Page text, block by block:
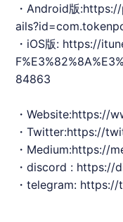
・Android版:​
・iOS版: https://
84863
・Website:h​ttps://
・Twitter:​https://
・Medium:h​ttps://
・discord : ​ https://
・telegram: ​ https://